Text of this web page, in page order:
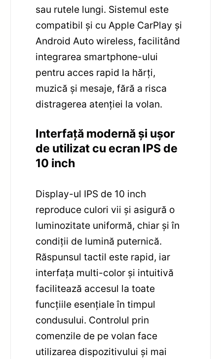
sau rutele lungi. Sistemul este
compatibil și cu Apple CarPlay și
Android Auto wireless, facilitând
integrarea smartphone-ului
pentru acces rapid la hărți,
muzică și mesaje, fără a risca
distragerea atenției la volan.
Interfață modernă și ușor
de utilizat cu ecran IPS de
10 inch
Display-ul IPS de 10 inch
reproduce culori vii și asigură o
luminozitate uniformă, chiar și în
condiții de lumină puternică.
Răspunsul tactil este rapid, iar
interfața multi-color și intuitivă
facilitează accesul la toate
funcțiile esențiale în timpul
condusului. Controlul prin
comenzile de pe volan face
utilizarea dispozitivului și mai